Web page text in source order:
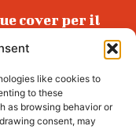
like cookies to
to these
as browsing behavior or
consent, may
cover per il